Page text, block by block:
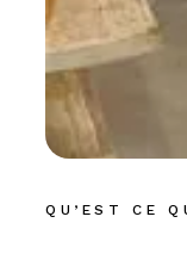
QU’EST CE